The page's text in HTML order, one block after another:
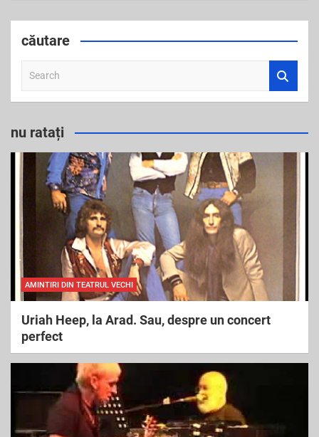
căutare
a
c
nu ratați
AMINTIRI DIN TEATRUL VECHI
Uriah Heep, la Arad. Sau, despre un concert
perfect